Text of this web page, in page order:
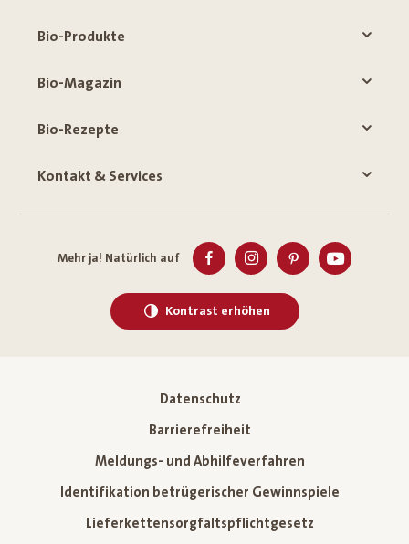
Bio-Produkte
Bio-Magazin
Bio-Rezepte
Kontakt & Services
Mehr ja! Natürlich auf
Kontrast erhöhen
Datenschutz
Barrierefreiheit
Meldungs- und Abhilfeverfahren
Identifikation betrügerischer Gewinnspiele
Lieferkettensorgfaltspflichtgesetz